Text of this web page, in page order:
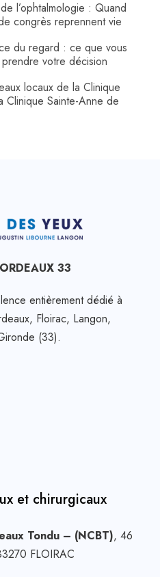
l’ophtalmologie : Quand
congrès reprennent vie
du regard : ce que vous
votre décision
locaux de la Clinique
Clinique Sainte-Anne de
33
entièrement dédié à
Floirac, Langon,
(33).
et chirurgicaux
Tondu – (NCBT), 46
FLOIRAC